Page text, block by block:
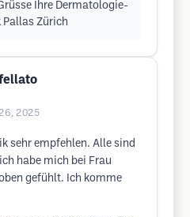
Ihre Dermatologie-
Zürich
2025
sehr empfehlen. Alle sind
habe mich bei Frau
gefühlt. Ich komme